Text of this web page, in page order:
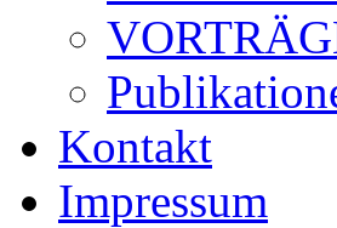
Kontakt
Impressum